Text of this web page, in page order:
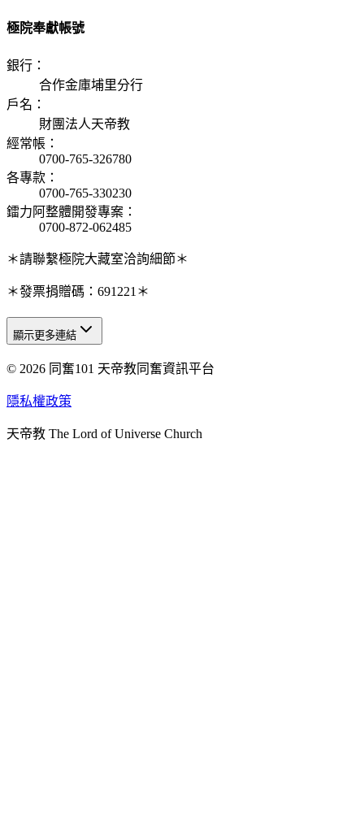
極院奉獻帳號
銀行 ：
合作金庫埔里分行
戶名 ：
財團法人天帝教
經常帳 ：
0700-765-326780
各專款 ：
0700-765-330230
鐳力阿整體開發專案 ：
0700-872-062485
＊請聯繫極院大藏室洽詢細節＊
＊發票捐贈碼：691221＊
天人研究總院
天人研究學院
天人炁功院
顯示更多連結
© 2026 同奮101 天帝教同奮資訊平台
隱私權政策
天帝教 The Lord of Universe Church